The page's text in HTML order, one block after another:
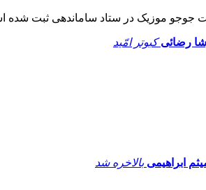
جوجو موزیک در ستاد ساماندهی ثبت شده
رضائی کبوتر امّید
ابراهیمی بالاخره شد